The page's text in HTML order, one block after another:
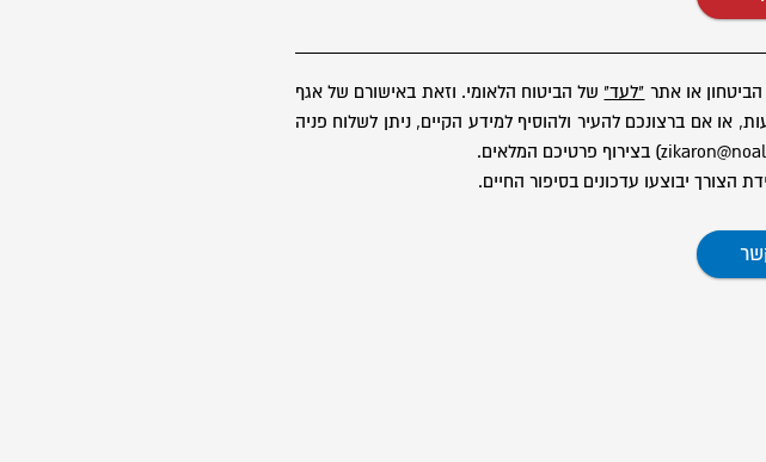
או אתר "לעד"של הביטוח הלאומי. וזאת באישורם של אגף
אם ברצונכם להעיר ולהוסיף למידע הקיים, ניתן לשלוח פניה
הצורך יבוצעו עדכונים בסיפור החיים.